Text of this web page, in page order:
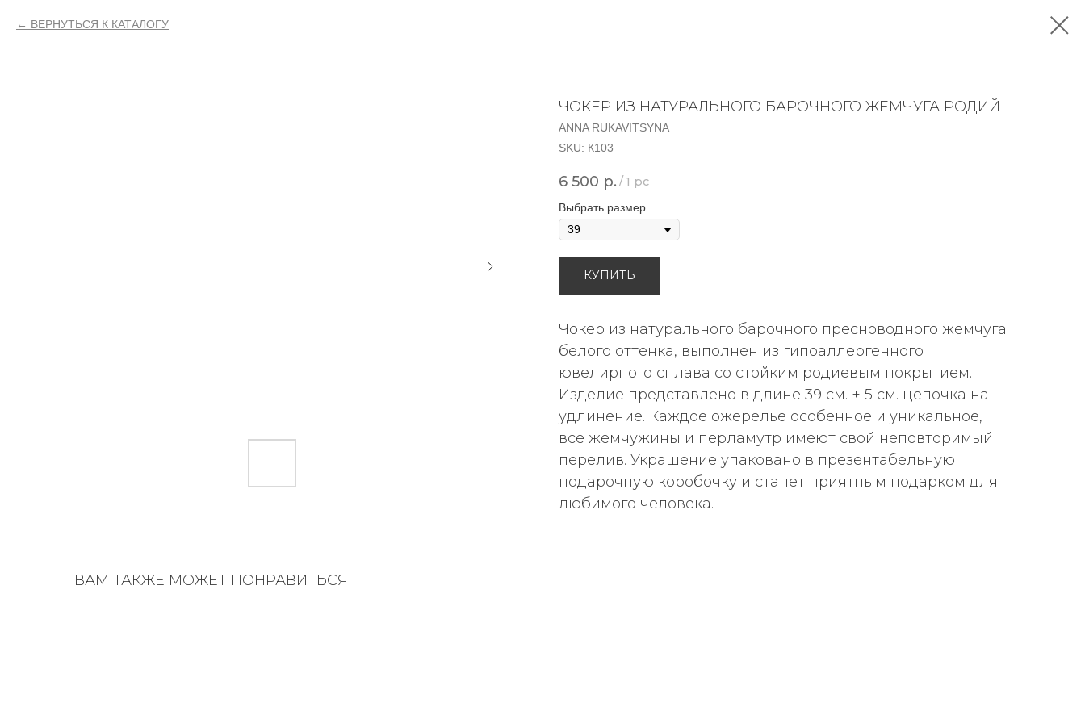
ВЕРНУТЬСЯ К КАТАЛОГУ
ЧОКЕР ИЗ НАТУРАЛЬНОГО БАРОЧНОГО ЖЕМЧУГА РОДИЙ
ANNA RUKAVITSYNA
SKU: К103
6 500 р. /1 pc
Выбрать размер
КУПИТЬ
Чокер из натурального барочного пресноводного жемчуга
белого оттенка, выполнен из гипоаллергенного
ювелирного сплава со стойким родиевым покрытием.
Изделие представлено в длине 39 см. + 5 см. цепочка на
удлинение. Каждое ожерелье особенное и уникальное,
все жемчужины и перламутр имеют свой неповторимый
перелив. Украшение упаковано в презентабельную
подарочную коробочку и станет приятным подарком для
любимого человека.
ВАМ ТАКЖЕ МОЖЕТ ПОНРАВИТЬСЯ